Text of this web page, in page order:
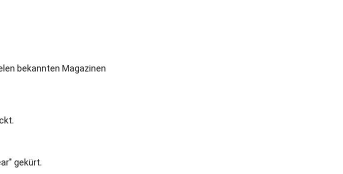
bekannten Magazinen
gekürt.